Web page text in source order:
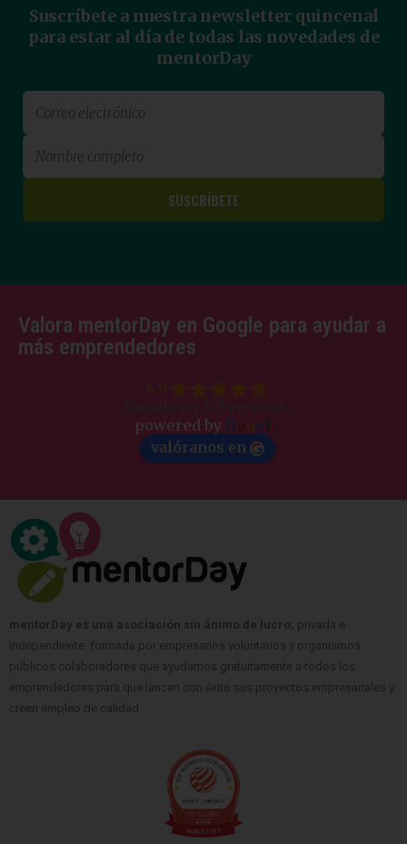
Suscríbete a nuestra newsletter quincenal
para estar al día de todas las novedades de
mentorDay
Valora mentorDay en Google para ayudar a
más emprendedores
powered by G gl
valóranos en
mentorDay es una asociación sin ánimo de lucro, privada e
independiente, formada por empresarios voluntarios y organismos
públicos colaboradores que ayudamos gratuitamente a todos los
emprendedores para que lancen con éxito sus proyectos empresariales y
creen empleo de calidad.